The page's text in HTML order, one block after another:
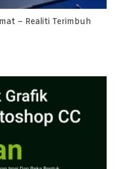
– Realiti Terimbuh